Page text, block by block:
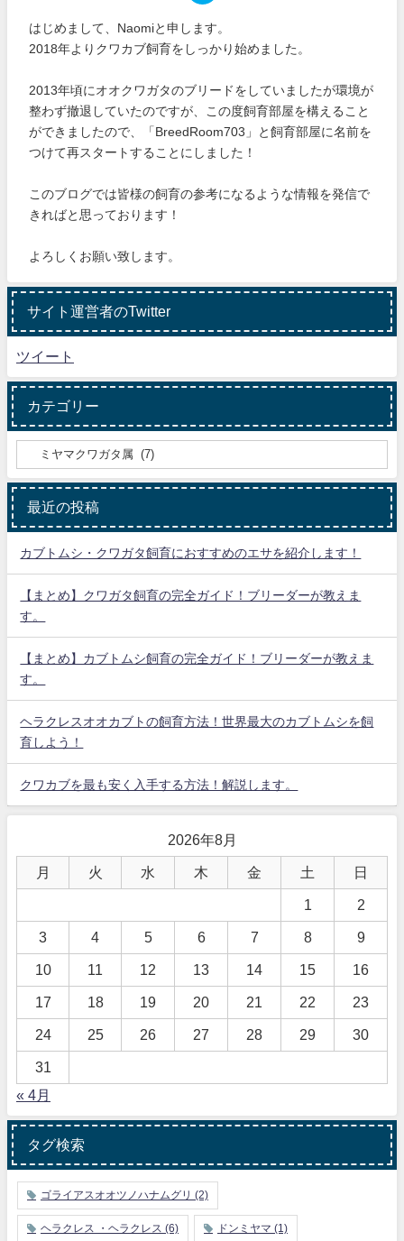
はじめまして、Naomiと申します。
2018年よりクワカブ飼育をしっかり始めました。
2013年頃にオオクワガタのブリードをしていましたが環境が
整わず撤退していたのですが、この度飼育部屋を構えること
ができましたので、「BreedRoom703」と飼育部屋に名前を
つけて再スタートすることにしました！
このブログでは皆様の飼育の参考になるような情報を発信で
きればと思っております！
よろしくお願い致します。
サイト運営者のTwitter
ツイート
カテゴリー
最近の投稿
カブトムシ・クワガタ飼育におすすめのエサを紹介します！
【まとめ】クワガタ飼育の完全ガイド！ブリーダーが教えま
す。
【まとめ】カブトムシ飼育の完全ガイド！ブリーダーが教えま
す。
ヘラクレスオオカブトの飼育方法！世界最大のカブトムシを飼
育しよう！
クワカブを最も安く入手する方法！解説します。
2026年8月
月 火 水 木 金 土 日
1 2
3 4 5 6 7 8 9
10 11 12 13 14 15 16
17 18 19 20 21 22 23
24 25 26 27 28 29 30
31
« 4月
タグ検索
ゴライアスオオツノハナムグリ (2)
ヘラクレス ・ヘラクレス (6) ドンミヤマ (1)